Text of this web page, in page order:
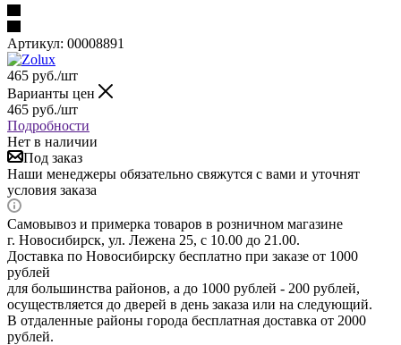
Артикул: 00008891
465 руб./шт
Варианты цен
465 руб./шт
Подробности
Нет в наличии
Под заказ
Наши менеджеры обязательно свяжутся с вами и уточнят
условия заказа
Самовывоз и примерка товаров в розничном магазине
г. Новосибирск, ул. Лежена 25, с 10.00 до 21.00.
Доставка по Новосибирску бесплатно при заказе от 1000
рублей
для большинства районов, а до 1000 рублей - 200 рублей,
осуществляется до дверей в день заказа или на следующий.
В отдаленные районы города бесплатная доставка от 2000
рублей.